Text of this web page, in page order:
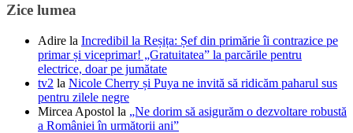
Zice lumea
Adire la Incredibil la Reșița: Șef din primărie îi contrazice pe
primar și viceprimar! „Gratuitatea” la parcările pentru
electrice, doar pe jumătate
tv2 la Nicole Cherry și Puya ne invită să ridicăm paharul sus
pentru zilele negre
Mircea Apostol la „Ne dorim să asigurăm o dezvoltare robustă
a României în următorii ani”